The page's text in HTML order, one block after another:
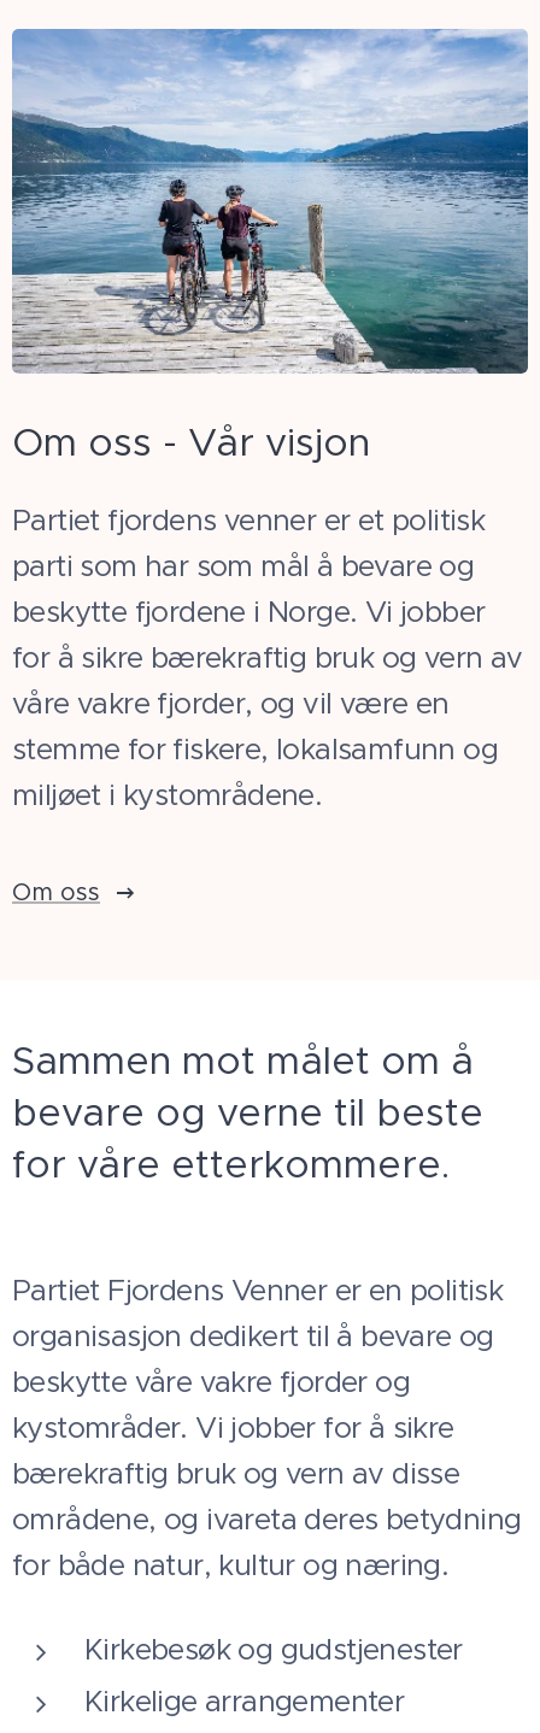
Om oss - Vår visjon
Partiet fjordens venner er et politisk
parti som har som mål å bevare og
beskytte fjordene i Norge. Vi jobber
for å sikre bærekraftig bruk og vern av
våre vakre fjorder, og vil være en
stemme for fiskere, lokalsamfunn og
miljøet i kystområdene.
Om oss
Sammen mot målet om å
bevare og verne til beste
for våre etterkommere.
Partiet Fjordens Venner er en politisk
organisasjon dedikert til å bevare og
beskytte våre vakre fjorder og
kystområder. Vi jobber for å sikre
bærekraftig bruk og vern av disse
områdene, og ivareta deres betydning
for både natur, kultur og næring.
Kirkebesøk og gudstjenester
Kirkelige arrangementer